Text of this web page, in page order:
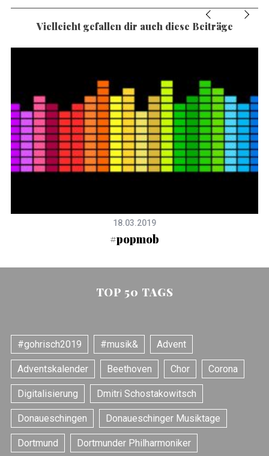
Vielleicht gefallen dir auch diese Beiträge
18.03.2019
#popmob
TOP 50 TAGS
#gohrisch2019 #musik& Advent
Adventskalender Beethoven Chor Corona
Digitalisierung Dmitri Schostakowitsch
Donaueschingen Donaueschinger Musiktage
Dortmund Dortmunder Philharmoniker